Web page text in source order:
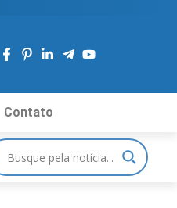
Contato